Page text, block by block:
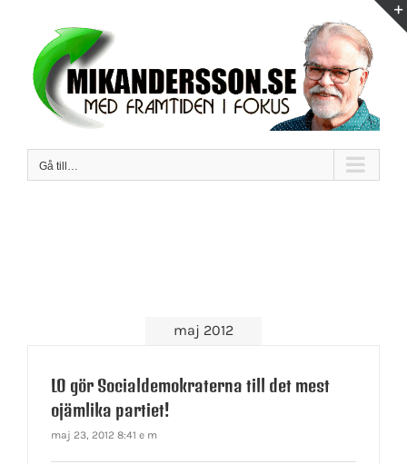
innehållet
Gå till…
maj 2012
LO gör Socialdemokraterna till det mest
ojämlika partiet!
maj 23, 2012 8:41 e m